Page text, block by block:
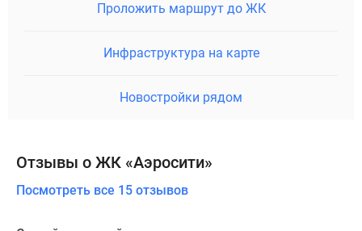
Проложить маршрут до ЖК
Инфраструктура на карте
Новостройки рядом
Отзывы о ЖК «Аэросити»
Посмотреть все 15 отзывов